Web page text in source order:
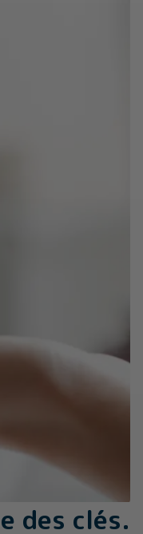
des clés.